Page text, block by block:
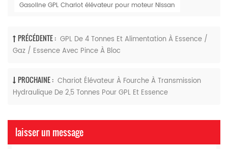
Gasoline GPL Chariot élévateur pour moteur Nissan
PRÉCÉDENTE : GPL De 4 Tonnes Et Alimentation À Essence /
Gaz / Essence Avec Pince À Bloc
PROCHAINE : Chariot Élévateur À Fourche À Transmission
Hydraulique De 2,5 Tonnes Pour GPL Et Essence
laisser un message